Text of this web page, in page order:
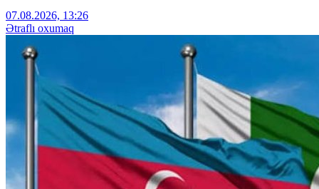
07.08.2026, 13:26
Ətraflı oxumaq